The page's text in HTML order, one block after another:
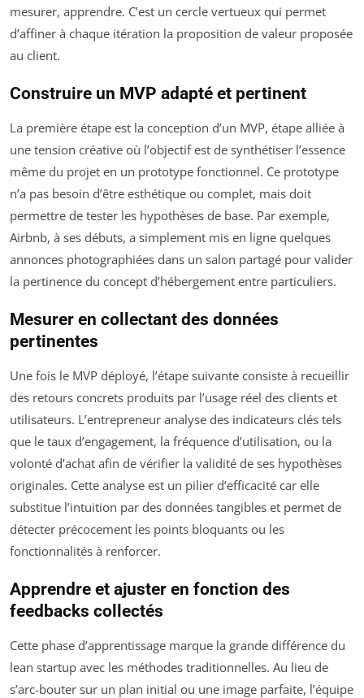
mesurer, apprendre. C’est un cercle vertueux qui permet
d’affiner à chaque itération la proposition de valeur proposée
au client.
Construire un MVP adapté et pertinent
La première étape est la conception d’un MVP, étape alliée à
une tension créative où l’objectif est de synthétiser l’essence
même du projet en un prototype fonctionnel. Ce prototype
n’a pas besoin d’être esthétique ou complet, mais doit
permettre de tester les hypothèses de base. Par exemple,
Airbnb, à ses débuts, a simplement mis en ligne quelques
annonces photographiées dans un salon partagé pour valider
la pertinence du concept d’hébergement entre particuliers.
Mesurer en collectant des données
pertinentes
Une fois le MVP déployé, l’étape suivante consiste à recueillir
des retours concrets produits par l’usage réel des clients et
utilisateurs. L’entrepreneur analyse des indicateurs clés tels
que le taux d’engagement, la fréquence d’utilisation, ou la
volonté d’achat afin de vérifier la validité de ses hypothèses
originales. Cette analyse est un pilier d’efficacité car elle
substitue l’intuition par des données tangibles et permet de
détecter précocement les points bloquants ou les
fonctionnalités à renforcer.
Apprendre et ajuster en fonction des
feedbacks collectés
Cette phase d’apprentissage marque la grande différence du
lean startup avec les méthodes traditionnelles. Au lieu de
s’arc-bouter sur un plan initial ou une image parfaite, l’équipe